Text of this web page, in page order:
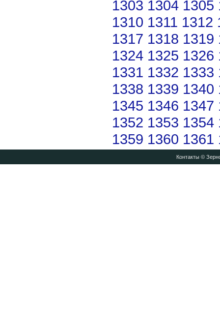
1303 1304 1305
1310 1311 1312
1317 1318 1319
1324 1325 1326
1331 1332 1333
1338 1339 1340
1345 1346 1347
1352 1353 1354
1359 1360 1361
Контакты©